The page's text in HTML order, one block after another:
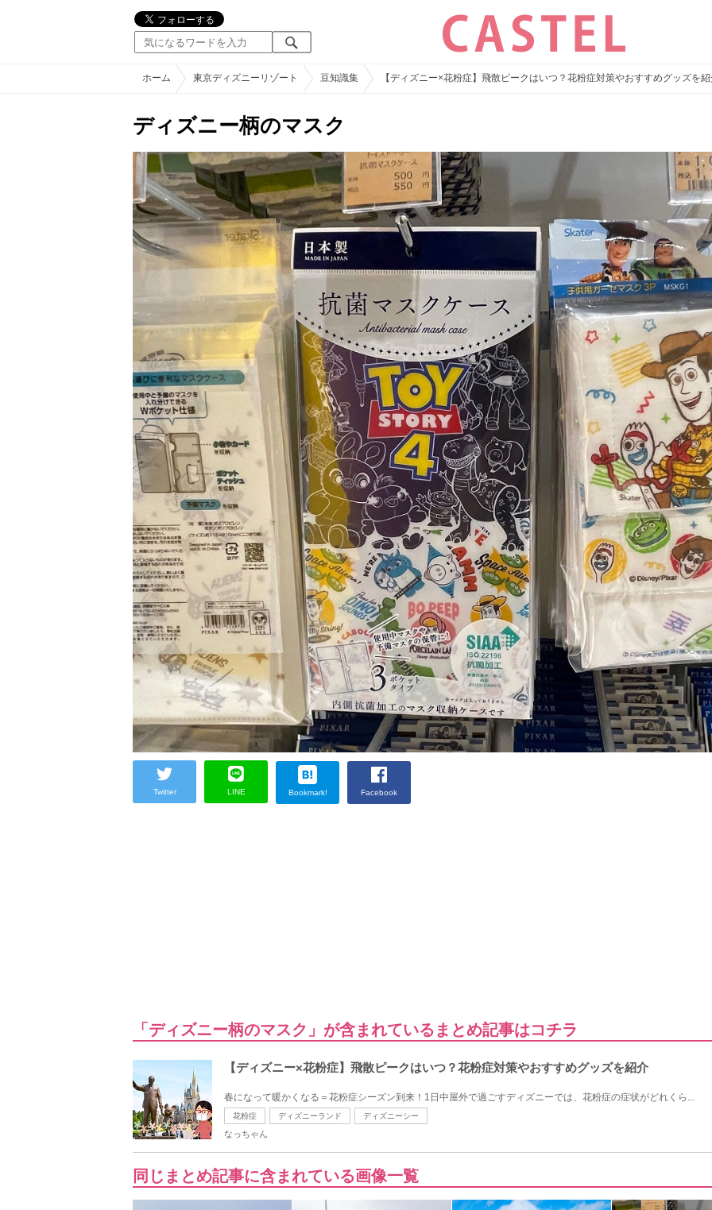
ホーム 東京ディズニーリゾート 豆知識集 【ディズニー×花粉症】飛散ピークはいつ？花粉症対策やおすすめグッズを
ディズニー柄のマスク
Twitter LINE Bookmark! Facebook
「ディズニー柄のマスク」が含まれているまとめ記事はコチラ
【ディズニー×花粉症】飛散ピークはいつ？花粉症対策やおすすめグッズを紹介
春になって暖かくなる＝花粉症シーズン到来！1日中屋外で過ごすディズニーでは、花粉症の症状がどれくら...
花粉症 ディズニーランド ディズニーシー
なっちゃん
同じまとめ記事に含まれている画像一覧